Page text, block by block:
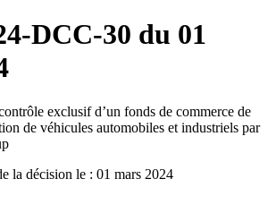
DCC-30 du 01
exclusif d’un fonds de commerce de
de véhicules automobiles et industriels par
la décision le : 01 mars 2024